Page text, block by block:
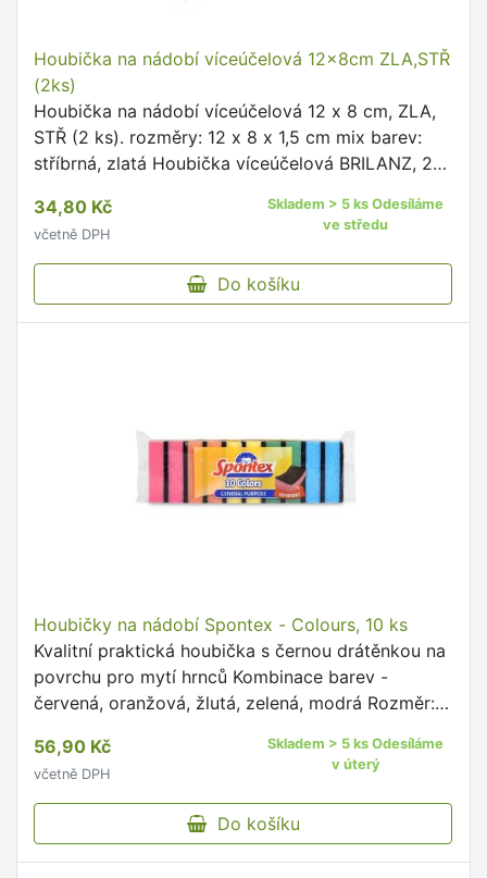
Houbička na nádobí víceúčelová 12x8cm ZLA,STŘ
(2ks)
Houbička na nádobí víceúčelová 12 x 8 cm, ZLA,
STŘ (2 ks). rozměry: 12 x 8 x 1,5 cm mix barev:
stříbrná, zlatá Houbička víceúčelová BRILANZ, 2
34,80 Kč
včetně DPH
Skladem > 5 ks Odesíláme
ve středu
Do košíku
Houbičky na nádobí Spontex - Colours, 10 ks
Kvalitní praktická houbička s černou drátěnkou na
povrchu pro mytí hrnců Kombinace barev -
červená, oranžová, žlutá, zelená, modrá Rozměr:
56,90 Kč
včetně DPH
Skladem > 5 ks Odesíláme
v úterý
Do košíku